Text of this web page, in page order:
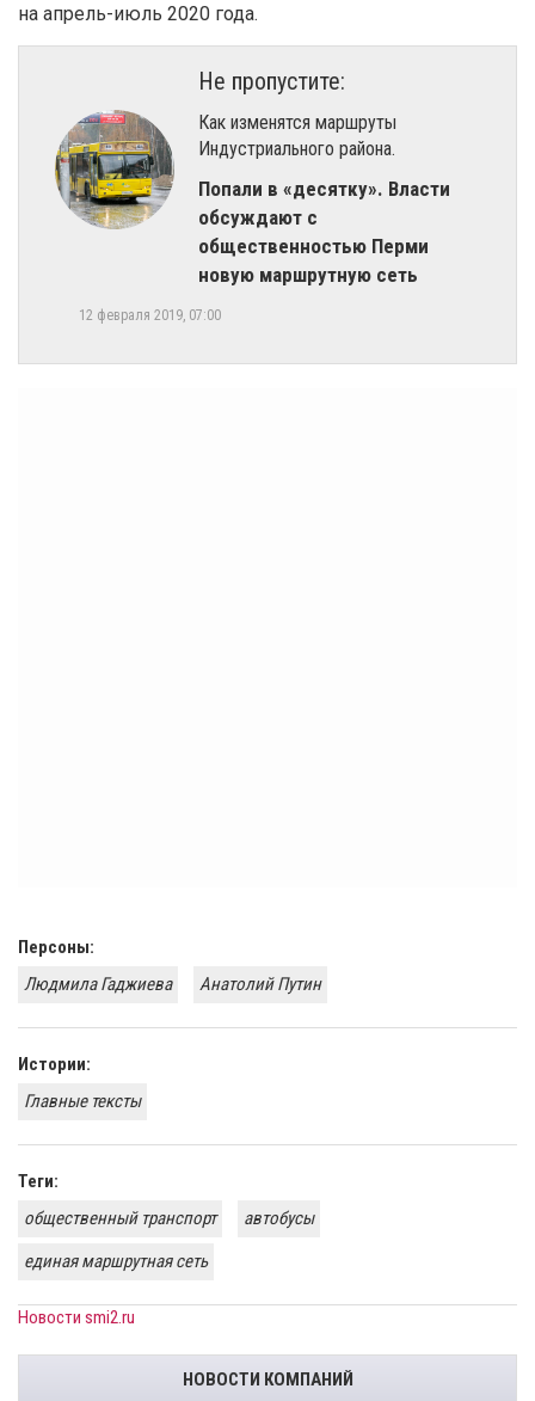
на апрель-июль 2020 года.
Не пропустите:
Как изменятся маршруты
Индустриального района.
Попали в «десятку». Власти
обсуждают с
общественностью Перми
новую маршрутную сеть
12 февраля 2019, 07:00
Персоны:
Людмила Гаджиева
Анатолий Путин
Истории:
Главные тексты
Теги:
общественный транспорт
автобусы
единая маршрутная сеть
Новости smi2.ru
НОВОСТИ КОМПАНИЙ